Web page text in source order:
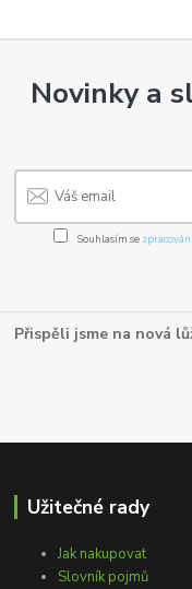
Novinky a
Souhlasím se
Přispěli jsme na nová
Užitečné rady
Jak nakupovat
Slovník pojmů